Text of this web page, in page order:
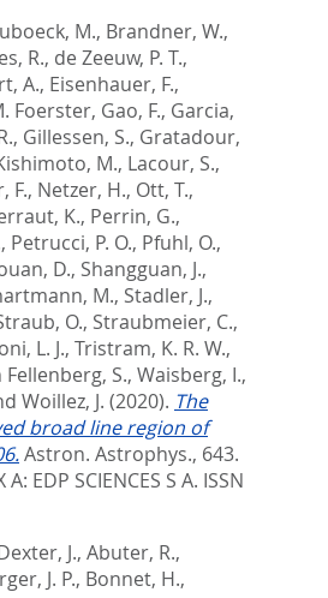
M., Brandner, W.,
R., de Zeeuw, P. T.,
A., Eisenhauer, F.,
Foerster, Gao, F., Garcia,
, Gillessen, S., Gratadour,
M., Lacour, S.,
F., Netzer, H., Ott, T.,
K., Perrin, G.,
, Petrucci, P. O., Pfuhl, O.,
D., Shangguan, J.,
M., Stadler, J.,
O., Straubmeier, C.,
L. J., Tristram, K. R. W.,
Fellenberg, S., Waisberg, I.,
Woillez, J. (2020). The
broad line region of
Astron. Astrophys., 643.
A: EDP SCIENCES S A. ISSN
J., Abuter, R.,
J. P., Bonnet, H.,